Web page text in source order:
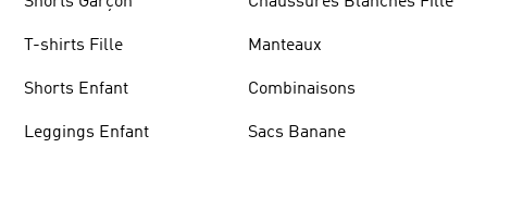
T-shirts Fille
Shorts Enfant
Leggings Enfant
Manteaux
Combinaisons
Sacs Banane